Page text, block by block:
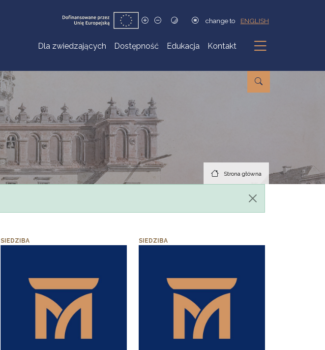
change to ENGLISH
Dla zwiedzających Dostępność Edukacja Kontakt
Podmenu
Strona główna
SIEDZIBA SIEDZIBA